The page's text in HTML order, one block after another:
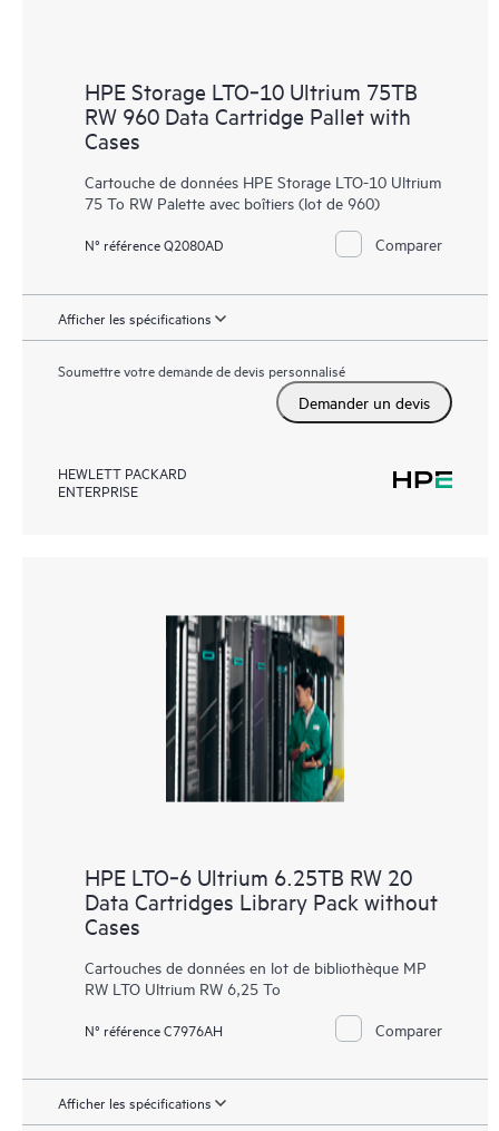
HPE Storage LTO‑10 Ultrium 75TB
RW 960 Data Cartridge Pallet with
Cases
Cartouche de données HPE Storage LTO-10 Ultrium
75 To RW Palette avec boîtiers (lot de 960)
N° référence Q2080AD Comparer
Afficher les spécifications
Soumettre votre demande de devis personnalisé
Demander un devis
HEWLETT PACKARD
ENTERPRISE
HPE LTO‑6 Ultrium 6.25TB RW 20
Data Cartridges Library Pack without
Cases
Cartouches de données en lot de bibliothèque MP
RW LTO Ultrium RW 6,25 To
N° référence C7976AH Comparer
Afficher les spécifications